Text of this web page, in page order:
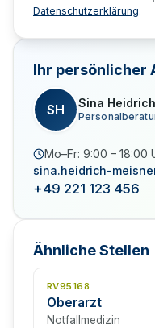
Datenschutzerklärung.
Ihr persönlicher
SH Sina
Mo–Fr: 9:00 – 18:00
sina.heidrich-
+49 221 123 456
Ähnliche Stellen
RV95168
Oberarzt
Notfallmedizin